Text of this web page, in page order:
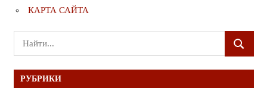
КАРТА САЙТА
Поиск
для:
ПОИСК
РУБРИКИ